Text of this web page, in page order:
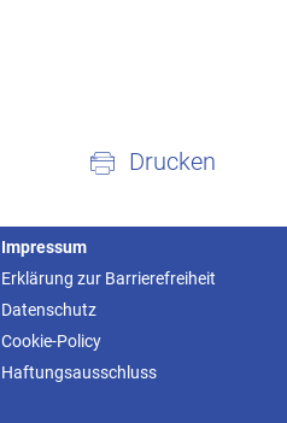
Drucken
Impressum
Erklärung zur Barrierefreiheit
Datenschutz
Cookie-Policy
Haftungsausschluss